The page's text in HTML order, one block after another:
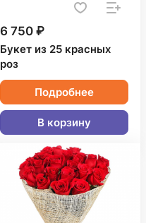
6 750 ₽
Букет из 25 красных
роз
Подробнее
В корзину